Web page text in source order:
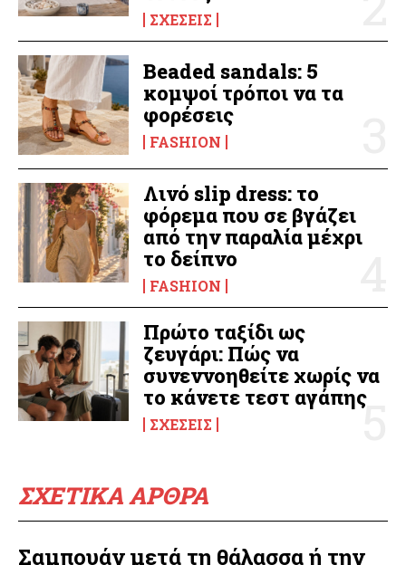
ΣΧΈΣΕΙΣ
Beaded sandals: 5
κομψοί τρόποι να τα
φορέσεις
FASHION
Λινό slip dress: το
φόρεμα που σε βγάζει
από την παραλία μέχρι
το δείπνο
FASHION
Πρώτο ταξίδι ως
ζευγάρι: Πώς να
συνεννοηθείτε χωρίς να
το κάνετε τεστ αγάπης
ΣΧΈΣΕΙΣ
ΣΧΕΤΙΚΑ ΑΡΘΡΑ
Σαμπουάν μετά τη θάλασσα ή την